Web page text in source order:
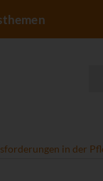
in der